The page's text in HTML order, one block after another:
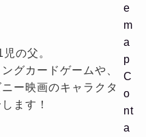
の父。
グカードゲームや、
ー映画のキャラクタ
ます！
e
m
a
p
C
o
nt
a